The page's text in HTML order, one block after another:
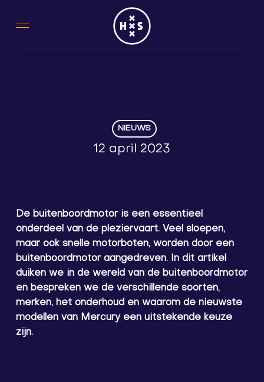
NIEUWS
12 april 2023
De buitenboordmotor is een essentieel
onderdeel van de pleziervaart. Veel sloepen,
maar ook snelle motorboten, worden door een
buitenboordmotor aangedreven. In dit artikel
duiken we in de wereld van de buitenboordmotor
en bespreken we de verschillende soorten,
merken, het onderhoud en waarom de nieuwste
modellen van Mercury een uitstekende keuze
zijn.